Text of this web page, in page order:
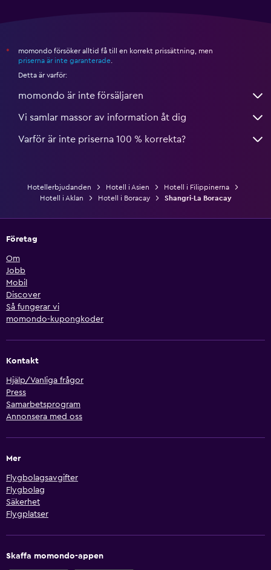
*
momondo försöker alltid få till en korrekt prissättning, men
priserna är inte garanterade
Detta är varför:
momondo är inte försäljaren
Vi samlar massor av information åt dig
Varför är inte priserna 100 % korrekta?
Hotellerbjudanden Hotell i Asien
Hotell i Filippinerna
Hotell i Aklan
Hotell i Boracay Shangri-La Boracay
Företag
Om
Jobb
Mobil
Discover
Så fungerar vi
momondo-kupongkoder
Kontakt
Hjälp/Vanliga frågor
Press
Samarbetsprogram
Annonsera med oss
Mer
Flygbolagsavgifter
Flygbolag
Säkerhet
Flygplatser
Skaffa momondo-appen